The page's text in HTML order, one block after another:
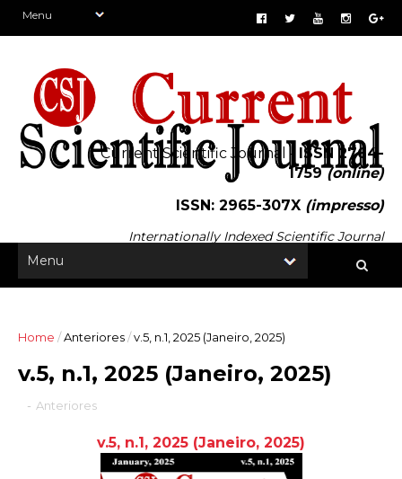
Current Scientific Journal - ISSN 2764-
1759(online)
ISSN: 2965-307X (impresso)
Internationally Indexed Scientific Journal
Home /Anteriores/v.5, n.1, 2025 (Janeiro, 2025)
v.5, n.1, 2025 (Janeiro, 2025)
- Anteriores
v.5, n.1, 2025 (Janeiro, 2025)